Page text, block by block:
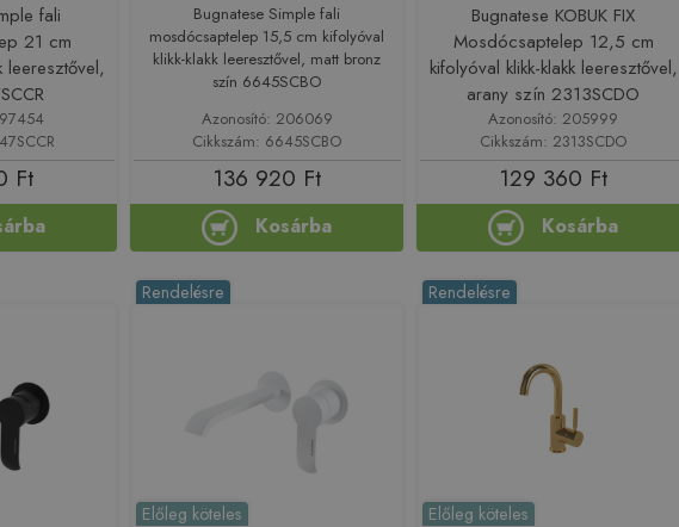
fali
21 cm
leeresztővel,
Ft
Bugnatese Simple fali
mosdócsaptelep 15,5 cm kifolyóval
klikk-klakk leeresztővel, matt bronz
szín 6645SCBO
Azonosító: 206069
Cikkszám: 6645SCBO
136 920 Ft
Kosárba
Bugnatese KOBUK FIX
Mosdócsaptelep 12,5 cm
kifolyóval klikk-klakk leeresztővel,
arany szín 2313SCDO
Azonosító: 205999
Cikkszám: 2313SCDO
129 360 Ft
Kosárba
Rendelésre
Előleg köteles
Rendelésre
Előleg köteles